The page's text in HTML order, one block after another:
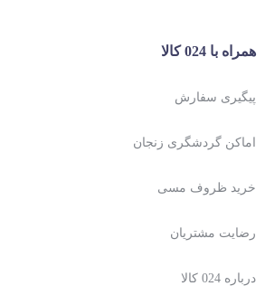
همراه با 024 کالا
پیگیری سفارش
اماکن گردشگری زنجان
خرید ظروف مسی
رضایت مشتریان
درباره 024 کالا